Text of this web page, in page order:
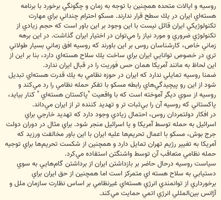
روسيه و ايالات متحده همچنين با توجه به زمان و چگونگي برخورد با برنامه
هسته‌اي ايران در يك سطح قرار ندارند. مسكو احترام چنداني براي مهارت
تكنولوژيكي ايران قائل نيست با اين وجود بر اين باور است كه حجم زيادي از
تكنولوژي ضروري و مورد نياز را مي‌توان در اختيار ايران گذاشت. در اين برهه
زماني خاص، كارشناسان روس بر اين باورند كه روسيه افق زماني بسيار طولاني
تري در خصوص توانايي ايران براي ساخت يك سلاح هسته‌اي دارد، بنا بر اين از
اين لحاظ به مانند آمريكا همان حس فوريت را در قبال ايران ندارد.
ضمنا روسيه تمايلي ندارد كه ايران در حوزه نظامي به يك قدرت هسته‌اي تبديل
شود از اين رو پيچيدگي‌هاي رابطه مسكو با تفكر حمله نظامي را رد مي‌كند و
روسيه از سوي ديگر آموخته است كه با واقعيت "پاكستان هسته‌اي " كنار بيايد،
پاكستاني كه روسيه آن را بي‌ثبات تر و تهديد كننده تر از ايران مي‌داند.
در افكار دولتمردان روس، احتمال زيادي وجود دارد كه تهديد خارجي براي
اسرائيل به حمله توسط آمريكا و يا اسرائيل منجر شود. براي مثال در دوران دولت
جرج بوش، مسكو با اعمال تحريم‌ها عليه ايران با اين باور مخالفت ورزيد كه
آمريكا به تغيير رژيم تهران تمايل دارد و همچنين از شكست تحريم‌ها براي توجيه
حمله نظامي متعاقب آن توسط واشنگتن استفاده مي‌كرد.
سياست روسيه درحال حاضر بر بازداشتن ايران از برداشتن گام‌هايي به سوي
دستيابي به سلاح هسته اي متمركز است اما همچنين از حق ايران براي
برخورداري از توانمندي انرژي هسته‌اي غيرنظامي بر اساس نظارت سازمان ملل و
آژانس بين‌المللي انرژي اتمي حمايت مي‌كند.